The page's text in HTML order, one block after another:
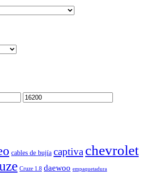
cables de bujía captiva chevrolet
Cruze 1.8 daewoo empaquetadura